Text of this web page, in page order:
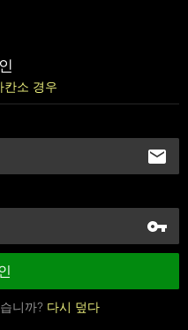
칸소 경우
니까? 다시 덮다